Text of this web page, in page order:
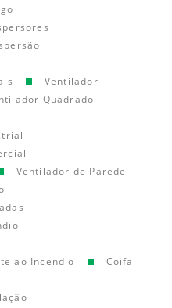
Ventilador
Quadrado
Ventilador de Parede
ao Incendio
Coifa